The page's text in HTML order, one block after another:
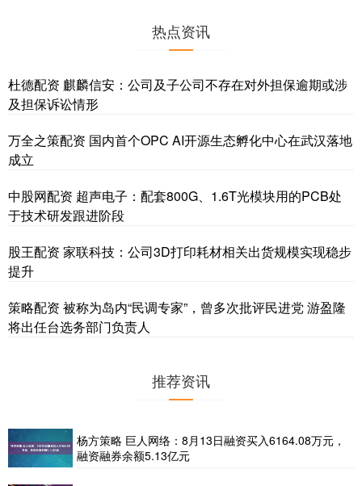
热点资讯
杜德配资 麒麟信安：公司及子公司不存在对外担保逾期或涉
及担保诉讼情形
万全之策配资 国内首个OPC AI开源生态孵化中心在武汉落地
成立
中股网配资 超声电子：配套800G、1.6T光模块用的PCB处
于技术研发跟进阶段
股王配资 家联科技：公司3D打印耗材相关出货规模实现稳步
提升
策略配资 被称为岛内“民调专家”，曾多次批评民进党 游盈隆
将出任台选务部门负责人
推荐资讯
杨方策略 巨人网络：8月13日融资买入6164.08万元，
融资融券余额5.13亿元